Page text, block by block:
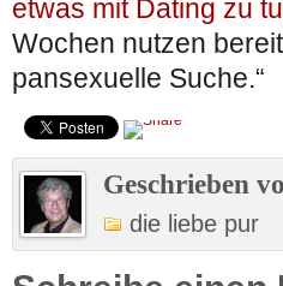
etwas mit Dating zu
Wochen nutzen
pansexuelle Suche.“
Geschrieben
die liebe pur